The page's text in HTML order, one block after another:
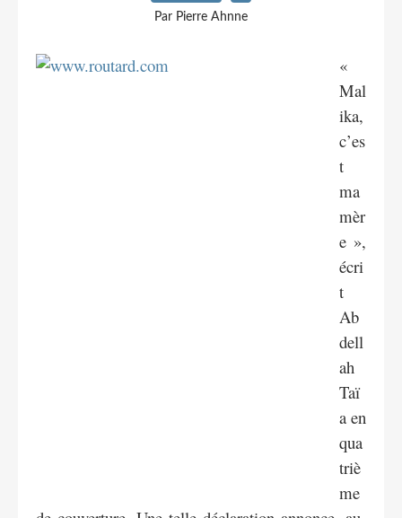
Par Pierre Ahnne
«
Mal
ika,
c’es
t
ma
mèr
e »,
écri
t
Ab
dell
ah
Taï
a en
qua
triè
me